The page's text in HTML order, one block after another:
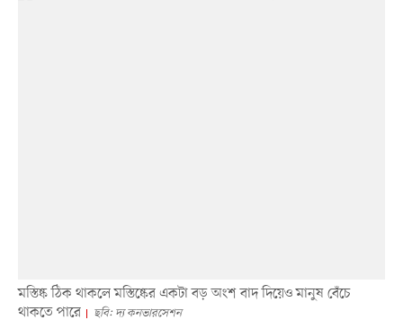
মস্তিষ্ক ঠিক থাকলে মস্তিষ্কের একটা বড় অংশ বাদ দিয়েও মানুষ বেঁচে
থাকতে পারে
ছবি: দ্য কনভারসেশন